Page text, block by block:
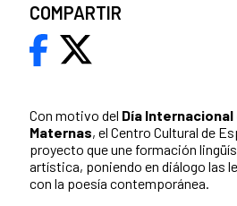
Con motivo del Día
Maternas, el Centro Cultural de
proyecto que une formación
artística, poniendo en diálogo las
con la poesía contemporánea.
COMPARTIR